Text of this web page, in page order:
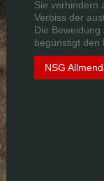
Sie verhindern
Verbiss der
Die
begünstigt den
NSG